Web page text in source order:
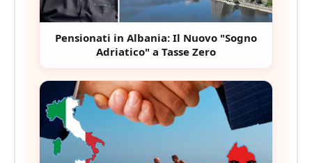
Pensionati in Albania: Il Nuovo "Sogno
Adriatico" a Tasse Zero